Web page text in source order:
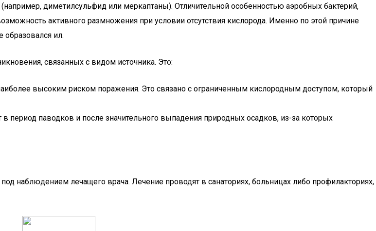
диметилсульфид или меркаптаны). Отличительной особенностью аэробных бактерий,
активного размножения при условии отсутствия кислорода. Именно по этой причине
образовался ил.
связанных с видом источника. Это:
высоким риском поражения. Это связано с ограниченным кислородным доступом, который
период паводков и после значительного выпадения природных осадков, из-за которых
наблюдением лечащего врача. Лечение проводят в санаториях, больницах либо профилакториях,